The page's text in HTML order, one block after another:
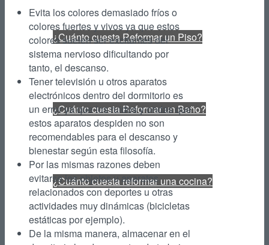
¿Cuánto cuesta Reformar un Piso?
¿Cuánto cuesta Reformar un Baño?
¿Cuánto cuesta reformar una cocina?
Evita los colores demasiado fríos o
colores fuertes y vivos ya que estos
colores suelen ser excitantes del
sistema nervioso dificultando por
tanto, el descanso.
Tener televisión u otros aparatos
electrónicos dentro del dormitorio es
un error ya que los ruidos y ondas que
estos aparatos despiden no son
recomendables para el descanso y
bienestar según esta filosofía.
Por las mismas razones deben
evitarse los objetos u aparatos
relacionados con deportes u otras
actividades muy dinámicas (bicicletas
estáticas por ejemplo).
De la misma manera, almacenar en el